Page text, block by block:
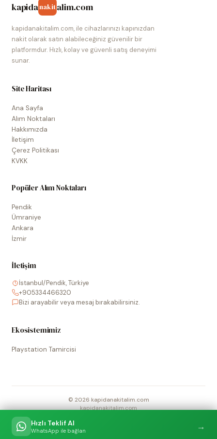
Hızlı Teklif Al
WhatsApp ile bağlan →
kapidanakitalim.com
kapidanakitalim.com, ile cihazlarınızı kapınızdan
nakit olarak satın alabileceğiniz güvenilir bir
platformdur. Hızlı, kolay ve güvenli satış deneyimi
sunar.
Site Haritası
Ana Sayfa
Alım Noktaları
Hakkımızda
İletişim
Çerez Politikası
KVKK
Popüler Alım Noktaları
Pendik
Ümraniye
Ankara
İzmir
İletişim
İstanbul/Pendik, Türkiye
+905334466320
Bizi arayabilir veya mesaj bırakabilirsiniz.
Ekosistemimiz
Playstation Tamircisi
© 2026 kapidanakitalim.com
kapidanakitalim.com
Sitede kullanılan tüm marka, logo ve görseller ilgili hak sahiplerine